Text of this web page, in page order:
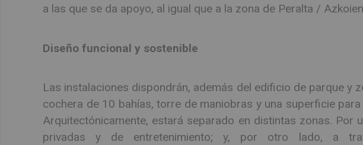
a las que se da apoyo, al igual que a la zona de Peralta /
Diseño funcional y sostenible
Las instalaciones dispondrán, además del edificio de parque y
cochera de 10 bahías, torre de maniobras y una superficie
Arquitectónicamente, estará separado en distintas zonas. Por
privadas y de entretenimiento; y, por otro lado, a